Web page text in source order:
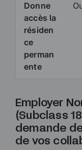
Donne
accès la
résiden
ce
perman
ente
Employer
(Subclass
demande
de vos